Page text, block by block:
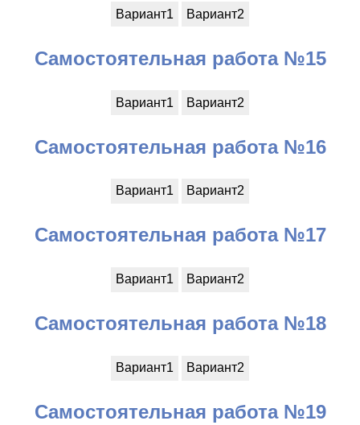
Вариант1 Вариант2
Самостоятельная работа №15
Вариант1 Вариант2
Самостоятельная работа №16
Вариант1 Вариант2
Самостоятельная работа №17
Вариант1 Вариант2
Самостоятельная работа №18
Вариант1 Вариант2
Самостоятельная работа №19